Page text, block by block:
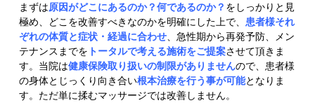
まずは原因がどこにあるのか？何であるのか？ をしっかりと見
極め、どこを改善すべきなのかを明確にした上で、 患者様それ
ぞれの体質と症状・経過に合わせ、急性期から再発予防、メン
テナンスまでを トータルで考える施術をご提案させて頂きま
す。当院は健康保険取り扱いの制限がありませんので、患者様
の身体とじっくり向き合い根本治療を行う事が可能となりま
す。ただ単に揉むマッサージでは改善しません。